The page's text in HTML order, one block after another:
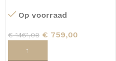
Op voorraad
€1461,08 € 759,00